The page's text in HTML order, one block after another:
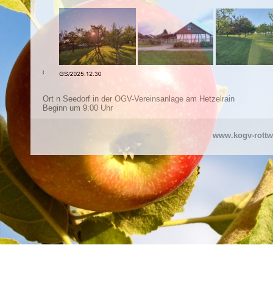
Ort n Seedorf in der OGV-Vereinsanlage am Hetzelrain
Beginn um 9:00 Uhr
www.kogv-